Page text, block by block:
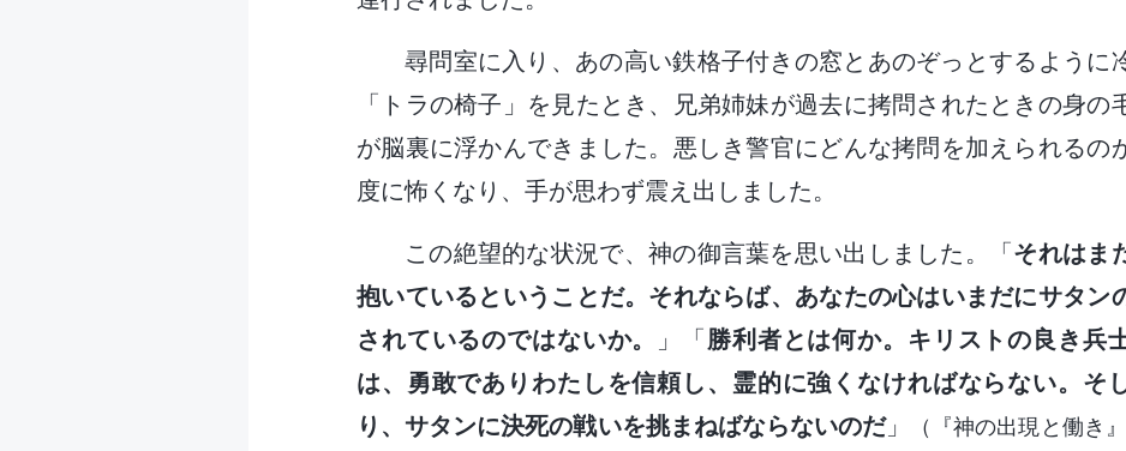
尋問室に入り、あの高い鉄格子付きの窓とあのぞっとするように
「トラの椅子」を見たとき、兄弟姉妹が過去に拷問されたときの身の
が脳裏に浮かんできました。悪しき警官にどんな拷問を加えられるの
度に怖くなり、手が思わず震え出しました。
この絶望的な状況で、神の御言葉を思い出しました。「 それはま
抱いているということだ。それならば、あなたの心はいまだにサタン
されているのではないか。
」「 勝利者とは何か。キリストの良き兵
は、勇敢でありわたしを信頼し、霊的に強くなければならない。そ
り、サタンに決死の戦いを挑まねばならないのだ」
（『神の出現と働き